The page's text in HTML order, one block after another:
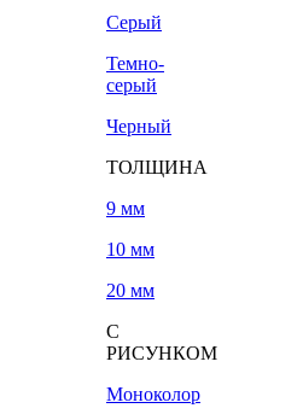
Серый
Темно-
серый
Черный
ТОЛЩИНА
9 мм
10 мм
20 мм
С
РИСУНКОМ
Моноколор